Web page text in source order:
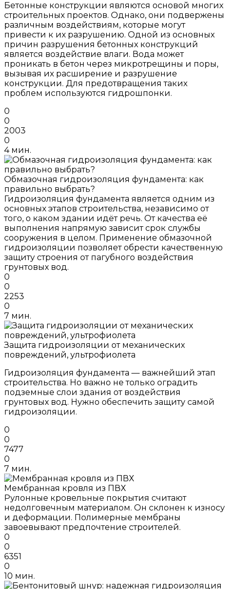
Бетонные конструкции являются основой многих
строительных проектов. Однако, они подвержены
различным воздействиям, которые могут
привести к их разрушению. Одной из основных
причин разрушения бетонных конструкций
является воздействие влаги. Вода может
проникать в бетон через микротрещины и поры,
вызывая их расширение и разрушение
конструкции. Для предотвращения таких
проблем используются гидрошпонки.
0
0
2003
0
4 мин.
Обмазочная гидроизоляция фундамента: как
правильно выбрать?
Гидроизоляция фундамента является одним из
основных этапов строительства, независимо от
того, о каком здании идёт речь. От качества её
выполнения напрямую зависит срок службы
сооружения в целом. Применение обмазочной
гидроизоляции позволяет обрести качественную
защиту строения от пагубного воздействия
грунтовых вод.
0
0
2253
0
7 мин.
Защита гидроизоляции от механических
повреждений, ультрофиолета
Гидроизоляция фундамента — важнейший этап
строительства. Но важно не только оградить
подземные слои здания от воздействия
грунтовых вод. Нужно обеспечить защиту самой
гидроизоляции.
0
0
7477
0
7 мин.
Мембранная кровля из ПВХ
Рулонные кровельные покрытия считают
недолговечным материалом. Он склонен к износу
и деформации. Полимерные мембраны
завоевывают предпочтение строителей.
0
0
6351
0
10 мин.